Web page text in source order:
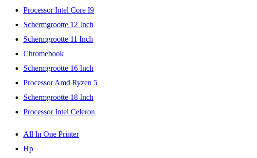
Processor Intel Core I9
Schermgrootte 12 Inch
Schermgrootte 11 Inch
Chromebook
Schermgrootte 16 Inch
Processor Amd Ryzen 5
Schermgrootte 18 Inch
Processor Intel Celeron
All In One Printer
Hp